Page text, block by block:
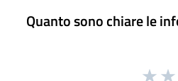
Quanto sono chiare le